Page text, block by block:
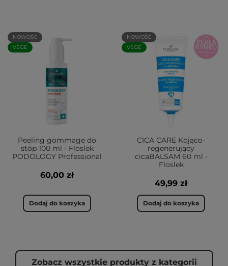
NOWOŚĆ
VEGE
Peeling gommage do
stóp 100 ml - Floslek
PODOLOGY Professional
60,00 zł
Dodaj do koszyka
NOWOŚĆ
VEGE
CICA CARE Kojąco-
regenerujący
cicaBALSAM 60 ml -
Floslek
49,99 zł
Dodaj do koszyka
Zobacz wszystkie produkty z kategorii